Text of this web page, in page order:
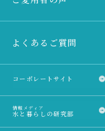
よくあるご質問
コーポレートサイト
情報メディア
水と暮らしの研究部